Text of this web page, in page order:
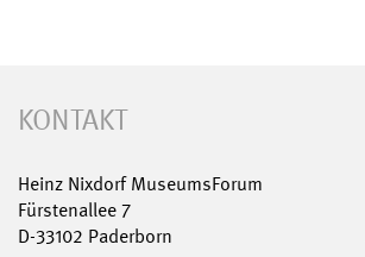
KONTAKT
Heinz Nixdorf MuseumsForum
Fürstenallee 7
D-33102 Paderborn